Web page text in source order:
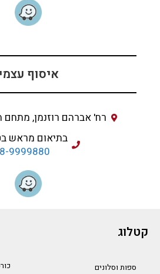
איסוף
רח' אברהם רוזנמן, מתחם
בתיאום מראש
9999880
קטלוג
ספות וסלונים